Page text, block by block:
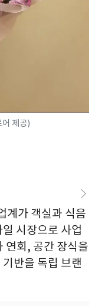
제공)
계가 객실과 식음
시장으로 사업
연회, 공간 장식을
반을 독립 브랜